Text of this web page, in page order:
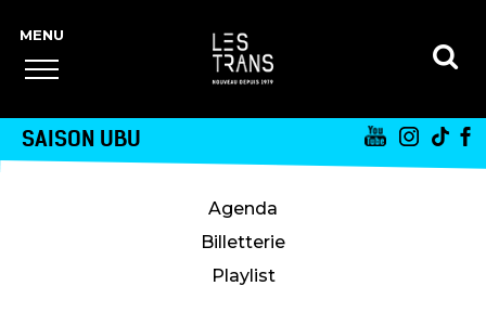
SAISON UBU
Agenda
Billetterie
Playlist